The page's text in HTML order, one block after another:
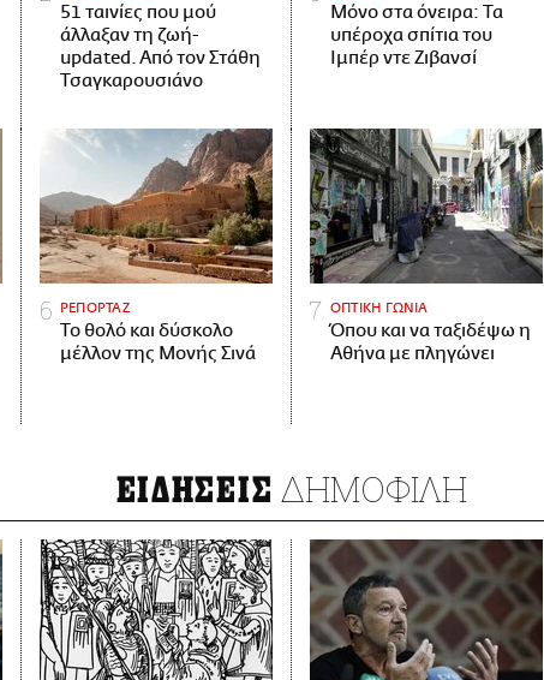
51 ταινίες που μού
άλλαξαν τη ζωή-
updated. Aπό τον Στάθη
Τσαγκαρουσιάνο
Μόνο στα όνειρα: Τα
υπέροχα σπίτια του
Ιμπέρ ντε Ζιβανσί
ΡΕΠΟΡΤΑΖ
Το θολό και δύσκολο
μέλλον της Μονής Σινά
ΟΠΤΙΚΗ ΓΩΝΙΑ
Όπου και να ταξιδέψω η
Αθήνα με πληγώνει
ΕΙΔΗΣΕΙΣ ΔΗΜΟΦΙΛΗ